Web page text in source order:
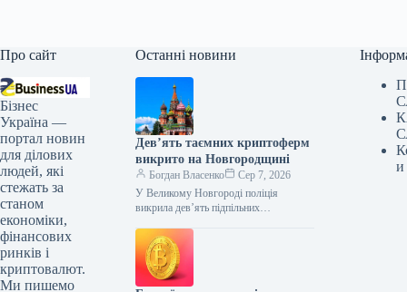
Про сайт
Бізнес
Україна —
портал новин
для ділових
людей, які
стежать за
станом
економіки,
фінансових
ринків і
криптовалют.
Ми пишемо
Останні новини
Дев’ять таємних криптоферм
викрито на Новгородщині
Богдан Власенко
Сер 7, 2026
У Великому Новгороді поліція
викрила дев’ять підпільних
слідства, їх організували четверо
місцевих жителів, які незаконно
під’єднали
и